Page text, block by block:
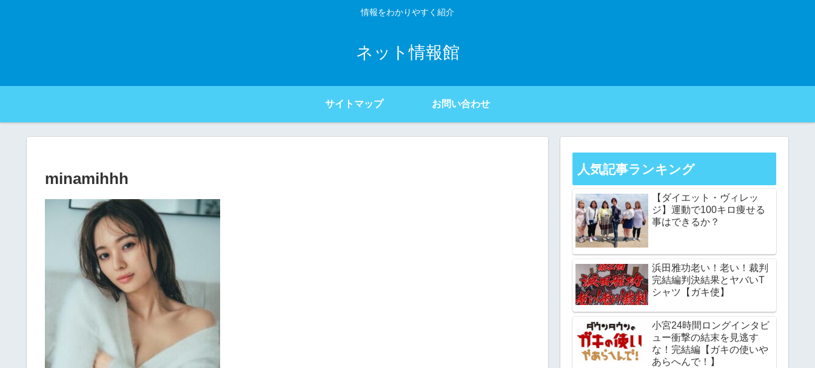
情報をわかりやすく紹介
ネット情報館
サイトマップ お問い合わせ
minamihhh
人気記事ランキング
【ダイエット・ヴィレッ
ジ】運動で100キロ痩せる
事はできるか？
浜田雅功老い！老い！裁判
完結編判決結果とヤバいT
シャツ【ガキ使】
小宮24時間ロングインタビ
ュー衝撃の結末を見逃す
な！完結編【ガキの使いや
あらへんで！】